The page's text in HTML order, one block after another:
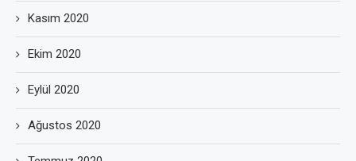
Kasım 2020
Ekim 2020
Eylül 2020
Ağustos 2020